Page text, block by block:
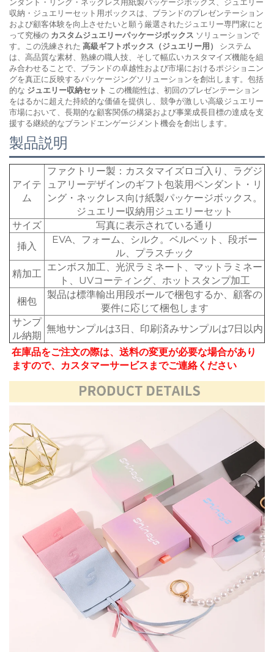
収納・ジュエリーセット用ボックスは、ブランドのプレゼンテーション
および顧客体験を向上させたいと願う厳選されたジュエリー専門家にと
って究極の カスタムジュエリーパッケージボックス ソリューションで
す。この洗練された 高級ギフトボックス（ジュエリー用） システム
は、高品質な素材、熟練の職人技、そして幅広いカスタマイズ機能を組
み合わせることで、ブランドの卓越性および市場におけるポジショニン
グを真正に反映するパッケージングソリューションを創出します。包括
的な ジュエリー収納セット この機能性は、初回のプレゼンテーション
をはるかに超えた持続的な価値を提供し、競争が激しい高級ジュエリー
市場において、長期的な顧客関係の構築および事業成長目標の達成を支
援する継続的なブランドエンゲージメント機会を創出します。
製品説明
アイテ
ム
ファクトリー製：カスタマイズロゴ入り、ラグジ
ュアリーデザインのギフト包装用ペンダント・リ
ング・ネックレス向け紙製パッケージボックス。
ジュエリー収納用ジュエリーセット
サイズ
写真に表示されている通り
挿入
EVA、フォーム、シルク。ベルベット、段ボー
ル、プラスチック
精加工
エンボス加工、光沢ラミネート、マットラミネー
ト、UVコーティング、ホットスタンプ加工
梱包
製品は標準輸出用段ボールで梱包するか、顧客の
要件に応じて梱包します
サンプ
ル納期
無地サンプルは3日、印刷済みサンプルは7日以内
在庫品をご注文の際は、送料の変更が必要な場合があり
ますので、カスタマーサービスまでご連絡ください